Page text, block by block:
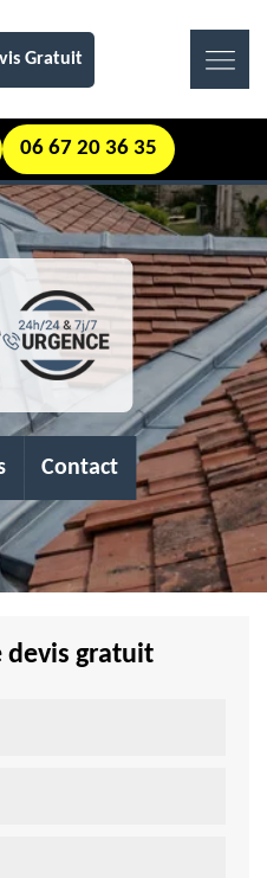
Gratuit
06 67 20 36 35
Contact
devis gratuit